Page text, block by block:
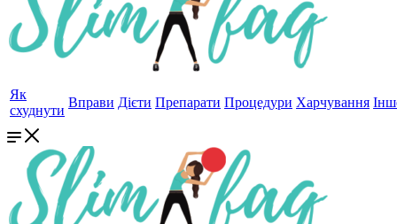
Як
схуднути
Вправи Дієти Препарати Процедури Харчування